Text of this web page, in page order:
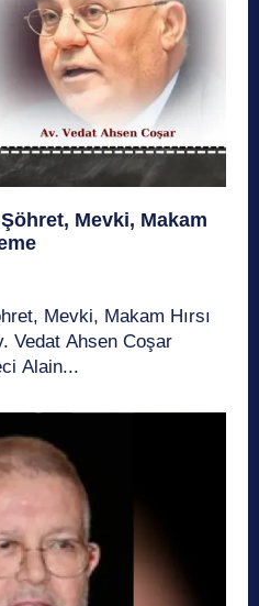
Mevki, Makam
Mevki, Makam Hırsı
Vedat Ahsen Coşar
Alain...